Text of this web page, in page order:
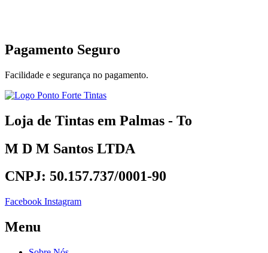
Pagamento Seguro
Facilidade e segurança no pagamento.
Loja de Tintas em Palmas - To
M D M Santos LTDA
CNPJ: 50.157.737/0001-90
Facebook Instagram
Menu